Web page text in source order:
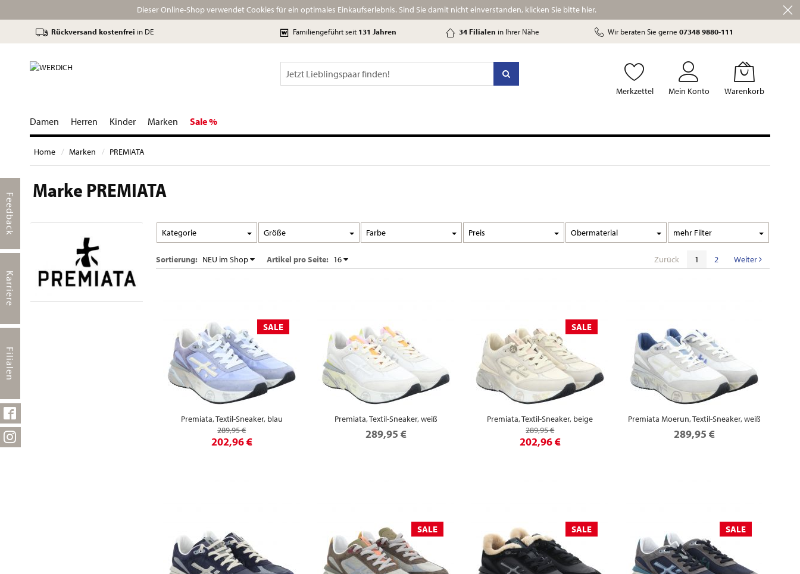
Dieser Online-Shop verwendet Cookies für ein optimales Einkaufserlebnis. Sind Sie damit nicht einverstanden, klicken Sie bitte hier.
Rückversand kostenfrei in DE Familiengeführt seit 131 Jahren 34 Filialen in Ihrer Nähe Wir beraten Sie gerne07348 9880-111
Warenkorb
Mein Konto
Merkzettel
Damen Herren Kinder Marken Sale %
Home Marken PREMIATA
Marke PREMIATA
Feedback
Karriere
Filialen
Kategorie Größe Farbe Preis Obermaterial Filter
Sortierung: NEU im Shop Artikel pro Seite: 16 Zurück 1 2 Weiter
SALE
Premiata, Textil-Sneaker, blau
289,95 €
202,96 €
Premiata, Textil-Sneaker, weiß
289,95 €
SALE
Premiata, Textil-Sneaker, beige
289,95 €
202,96 €
Premiata Moerun, Textil-Sneaker, weiß
289,95 €
SALE SALE SALE